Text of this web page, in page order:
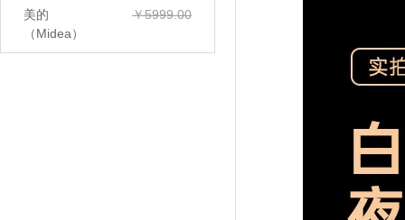
￥5999.00
美的
（Midea）
KFR-